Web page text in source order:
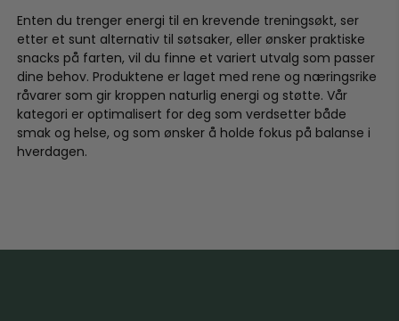
Enten du trenger energi til en krevende treningsøkt, ser
etter et sunt alternativ til søtsaker, eller ønsker praktiske
snacks på farten, vil du finne et variert utvalg som passer
dine behov. Produktene er laget med rene og næringsrike
råvarer som gir kroppen naturlig energi og støtte. Vår
kategori er optimalisert for deg som verdsetter både
smak og helse, og som ønsker å holde fokus på balanse i
hverdagen.